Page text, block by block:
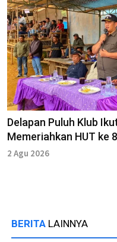
Delapan Puluh Klub
Memeriahkan HUT ke
2 Agu 2026
BERITA LAINNYA